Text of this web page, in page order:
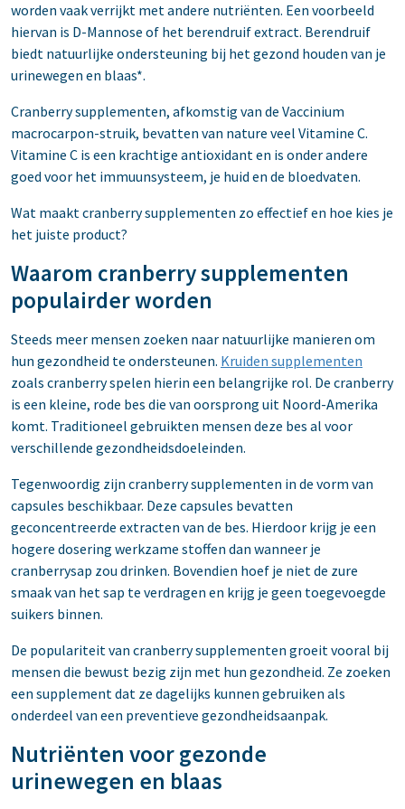
worden vaak verrijkt met andere nutriënten. Een voorbeeld
hiervan is D-Mannose of het berendruif extract. Berendruif
biedt natuurlijke ondersteuning bij het gezond houden van je
urinewegen en blaas*.
Cranberry supplementen, afkomstig van de Vaccinium
macrocarpon-struik, bevatten van nature veel Vitamine C.
Vitamine C is een krachtige antioxidant en is onder andere
goed voor het immuunsysteem, je huid en de bloedvaten.
Wat maakt cranberry supplementen zo effectief en hoe kies je
het juiste product?
Waarom cranberry supplementen
populairder worden
Steeds meer mensen zoeken naar natuurlijke manieren om
hun gezondheid te ondersteunen. Kruiden supplementen
zoals cranberry spelen hierin een belangrijke rol. De cranberry
is een kleine, rode bes die van oorsprong uit Noord-Amerika
komt. Traditioneel gebruikten mensen deze bes al voor
verschillende gezondheidsdoeleinden.
Tegenwoordig zijn cranberry supplementen in de vorm van
capsules beschikbaar. Deze capsules bevatten
geconcentreerde extracten van de bes. Hierdoor krijg je een
hogere dosering werkzame stoffen dan wanneer je
cranberrysap zou drinken. Bovendien hoef je niet de zure
smaak van het sap te verdragen en krijg je geen toegevoegde
suikers binnen.
De populariteit van cranberry supplementen groeit vooral bij
mensen die bewust bezig zijn met hun gezondheid. Ze zoeken
een supplement dat ze dagelijks kunnen gebruiken als
onderdeel van een preventieve gezondheidsaanpak.
Nutriënten voor gezonde
urinewegen en blaas